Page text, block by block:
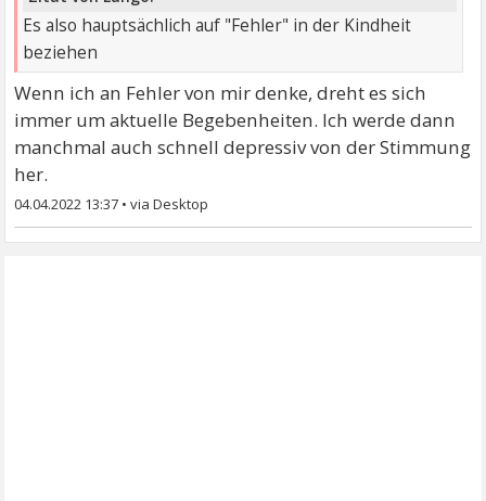
Es also hauptsächlich auf "Fehler" in der Kindheit
beziehen
Wenn ich an Fehler von mir denke, dreht es sich
immer um aktuelle Begebenheiten. Ich werde dann
manchmal auch schnell depressiv von der Stimmung
her.
04.04.2022 13:37 •